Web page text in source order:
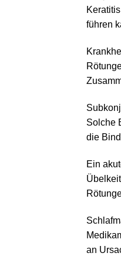
führen
Solche
die
Ein
an